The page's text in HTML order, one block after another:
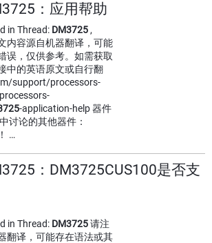
：应用帮助
in Thread: DM3725 ,
内容源自机器翻译，可能
误，仅供参考。如需获取
中的英语原文或自行翻
support/processors-
-application-help 器件
讨论的其他器件：
…
：DM3725CUS100是否支
in Thread: DM3725请注
翻译，可能存在语法或其